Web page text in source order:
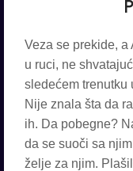
Veza se prekide,
u ruci, ne
sledećem trenutku
Nije znala šta da
ih. Da pobegne?
da se suoči sa
želje za njim.